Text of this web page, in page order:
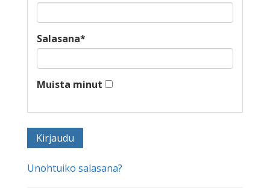
Salasana*
Muista minut
Unohtuiko salasana?